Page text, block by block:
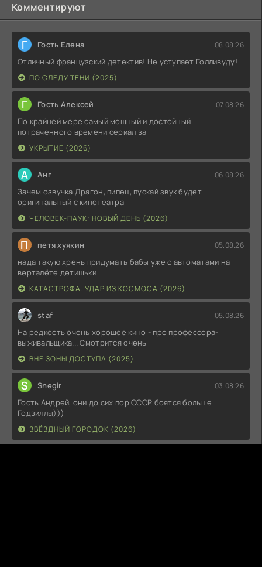
Комментируют
Г Гость Елена 08.08.26
Отличный французский детектив! Не уступает Голливуду!
ПО СЛЕДУ ТЕНИ (2025)
Г Гость Алексей 07.08.26
По крайней мере самый мощный и достойный
потраченного времени сериал за
УКРЫТИЕ (2026)
А Анг 06.08.26
Зачем озвучка Драгон, пипец, пускай звук будет
оригинальный с кинотеатра
ЧЕЛОВЕК-ПАУК: НОВЫЙ ДЕНЬ (2026)
П петя хуякин 05.08.26
нада такую хрень придумать бабы уже с автоматами на
верталёте детишьки
КАТАСТРОФА. УДАР ИЗ КОСМОСА (2026)
staf 05.08.26
На редкость очень хорошее кино - про профессора-
выживальщика... Смотрится очень
ВНЕ ЗОНЫ ДОСТУПА (2025)
S Snegir 03.08.26
Гость Андрей, они до сих пор СССР боятся больше
Годзиллы)))
ЗВЁЗДНЫЙ ГОРОДОК (2026)